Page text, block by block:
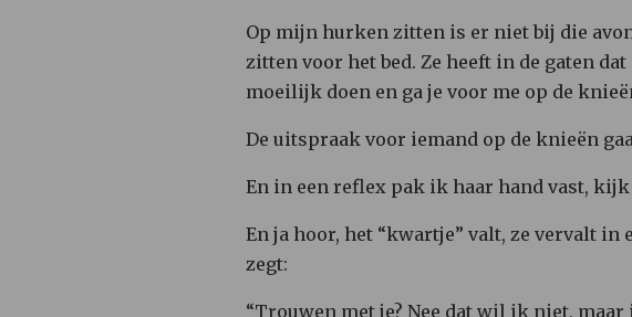
Op mijn hurken zitten is er niet bij die
zitten voor het bed. Ze heeft in de gaten
moeilijk doen en ga je voor me op de
De uitspraak voor iemand op de knieën
En in een reflex pak ik haar hand vast,
En ja hoor, het “kwartje” valt, ze vervalt
zegt:
“Trouwen met je? Nee dat wil ik niet,